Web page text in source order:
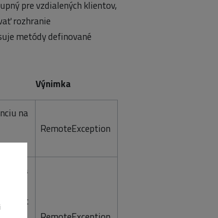
pre vzdialených klientov,
rozhranie
metódy definované
Výnimka
na
RemoteException
na
objekt